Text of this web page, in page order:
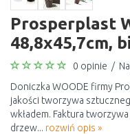
Prosperplast
48,8x45,7cm,
0 opinie /
Doniczka WOODE firmy
jakości tworzywa
wkładem. Faktura
drzew... rozwiń opis »